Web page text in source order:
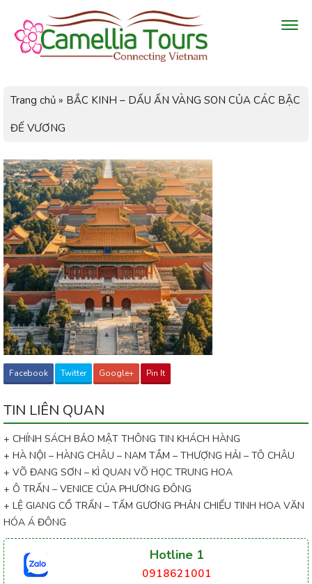
Trang chủ » BẮC KINH – DẤU ẤN VÀNG SON CỦA CÁC BẬC
ĐẾ VƯƠNG
Facebook Twitter Google+ Pin It
TIN LIÊN QUAN
+ CHÍNH SÁCH BẢO MẬT THÔNG TIN KHÁCH HÀNG
+ HÀ NỘI – HÀNG CHÂU – NAM TẦM – THƯỢNG HẢI – TÔ CHÂU
+ VÕ ĐANG SƠN – KÌ QUAN VÕ HỌC TRUNG HOA
+ Ô TRẤN – VENICE CỦA PHƯƠNG ĐÔNG
+ LỆ GIANG CỔ TRẤN – TẤM GƯƠNG PHẢN CHIẾU TINH HOA VĂN
HÓA Á ĐÔNG
Hotline 1
0918621001